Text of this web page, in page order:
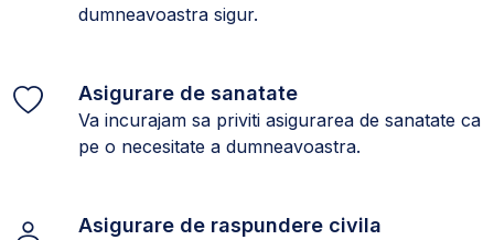
dumneavoastra sigur.
Asigurare de sanatate
Va incurajam sa priviti asigurarea de sanatate ca
pe o necesitate a dumneavoastra.
Asigurare de raspundere civila